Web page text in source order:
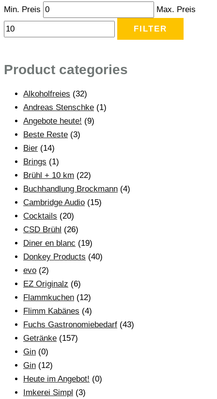
Min. Preis Max. Preis
FILTER
Product categories
Alkoholfreies (32)
Andreas Stenschke (1)
Angebote heute! (9)
Beste Reste (3)
Bier (14)
Brings (1)
Brühl + 10 km (22)
Buchhandlung Brockmann (4)
Cambridge Audio (15)
Cocktails (20)
CSD Brühl (26)
Diner en blanc (19)
Donkey Products (40)
evo (2)
EZ Originalz (6)
Flammkuchen (12)
Flimm Kabänes (4)
Fuchs Gastronomiebedarf (43)
Getränke (157)
Gin (0)
Gin (12)
Heute im Angebot! (0)
Imkerei Simpl (3)